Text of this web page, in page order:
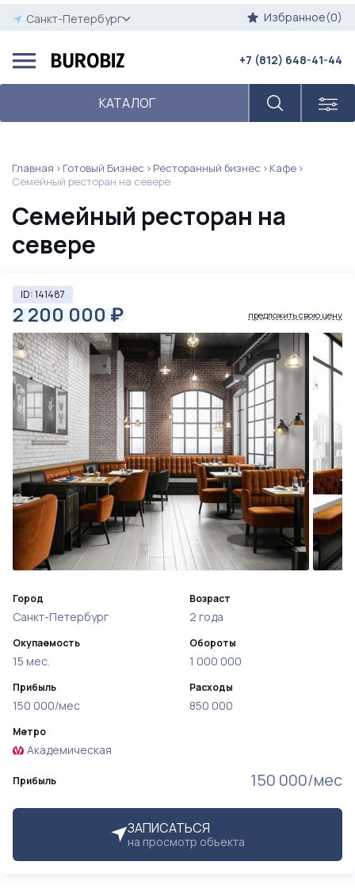
Санкт-Петербург Избранное(0)
КАТАЛОГ
+7 (812) 648-41-44
Главная Готовый Бизнес Ресторанный бизнес
Кафе
Семейный ресторан на севере
Семейный ресторан на
севере
ID: 141487
2 200 000 ₽ предложить свою цену
Прибыль 150 000/мес
ЗАПИСАТЬСЯ
на просмотр объекта
Город
Санкт-Петербург
Окупаемость
15 мес.
Прибыль
150 000/мес
Возраст
2 года
Обороты
1 000 000
Расходы
850 000
Метро
Академическая